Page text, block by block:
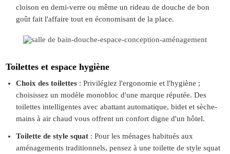
cloison en demi-verre ou même un rideau de douche de bon
goût fait l'affaire tout en économisant de la place.
Toilettes et espace hygiène
Choix des toilettes : Privilégiez l'ergonomie et l'hygiène ;
choisissez un modèle monobloc d'une marque réputée. Des
toilettes intelligentes avec abattant automatique, bidet et sèche-
mains à air chaud vous offrent un confort digne d'un hôtel.
Toilette de style squat : Pour les ménages habitués aux
aménagements traditionnels, pensez à une toilette de style squat